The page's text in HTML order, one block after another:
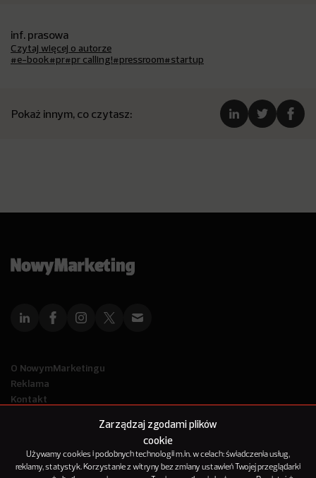
Zarządzaj zgodami plików
cookie
Używamy cookies i podobnych technologii m.in. w celach: świadczenia usług,
reklamy, statystyk. Korzystanie z witryny bez zmiany ustawień Twojej przeglądarki
inf. prasowa
Czytaj więcej o autorze
#e-book#pr#pr calling!#pressroom#startup
Pokaż innym, co czytasz:
O NowymMarketingu
Reklama
Kontakt